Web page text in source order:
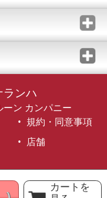
カートを
ランハ
ン カンパニー
規約・同意事項
店舗
Reserved.